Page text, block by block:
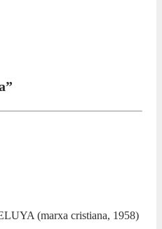
(marxa cristiana, 1958)